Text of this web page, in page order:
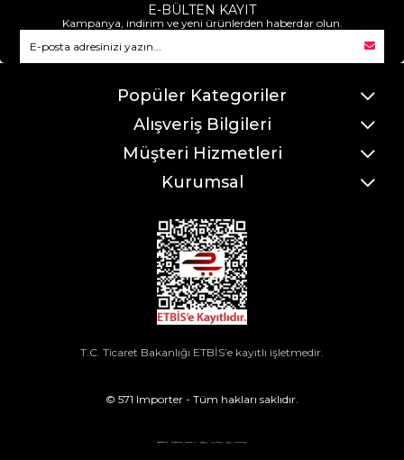
E-BÜLTEN KAYIT
Kampanya, indirim ve yeni ürünlerden haberdar olun.
Popüler Kategoriler
Alışveriş Bilgileri
Müşteri Hizmetleri
Kurumsal
T.C. Ticaret Bakanlığı ETBİS’e kayıtlı işletmedir.
© 571 Importer - Tüm hakları saklıdır.